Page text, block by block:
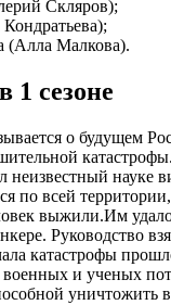
Скляров);
(Алла Малкова).
1 сезоне
о будущем
неизвестный науке
по всей
выжили.Им
Руководство
катастрофы
и ученых
уничтожить